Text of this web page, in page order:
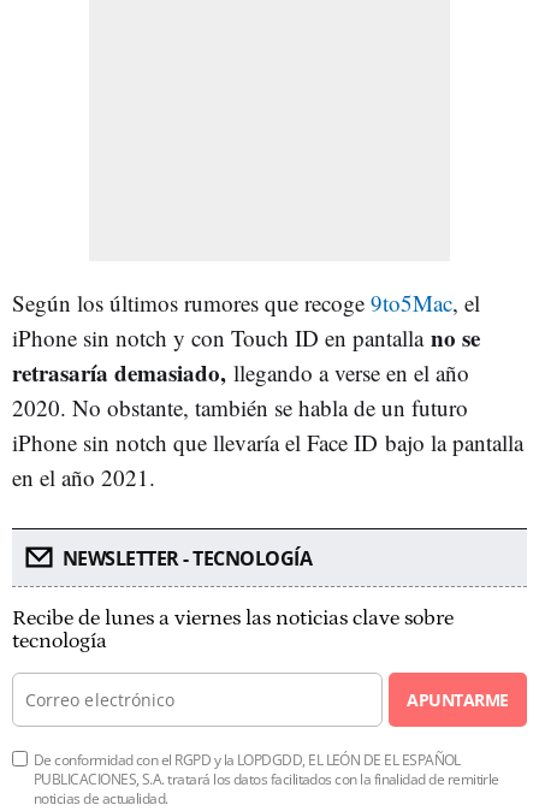
Según los últimos rumores que recoge 9to5Mac, el
iPhone sin notch y con Touch ID en pantalla no se
retrasaría demasiado, llegando a verse en el año
2020. No obstante, también se habla de un futuro
iPhone sin notch que llevaría el Face ID bajo la pantalla
en el año 2021.
NEWSLETTER - TECNOLOGÍA
Recibe de lunes a viernes las noticias clave sobre
tecnología
APUNTARME
De conformidad con el RGPD y la LOPDGDD, EL LEÓN DE EL ESPAÑOL
PUBLICACIONES, S.A. tratará los datos facilitados con la finalidad de remitirle
noticias de actualidad.